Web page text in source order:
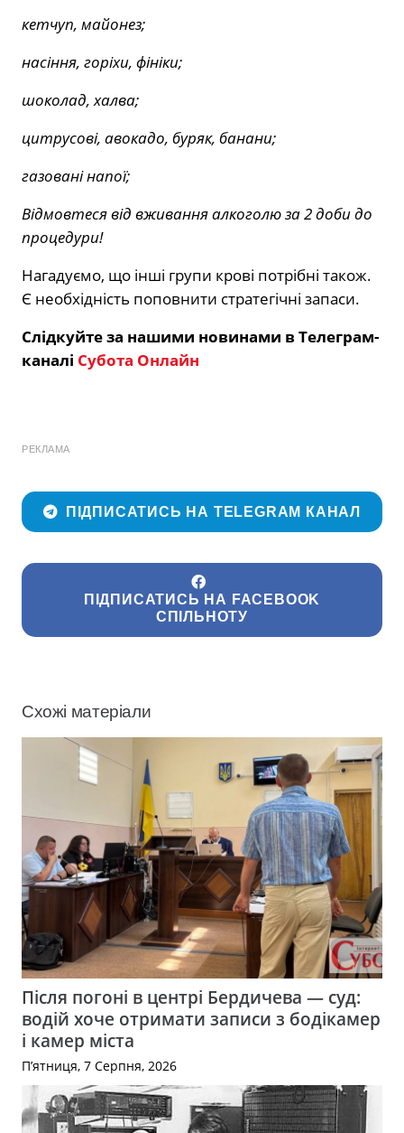
кетчуп, майонез;
насіння, горіхи, фініки;
шоколад, халва;
цитрусові, авокадо, буряк, банани;
газовані напої;
Відмовтеся від вживання алкоголю за 2 доби до
процедури!
Нагадуємо, що інші групи крові потрібні також.
Є необхідність поповнити стратегічні запаси.
Слідкуйте за нашими новинами в Телеграм-
каналі Субота Онлайн
РЕКЛАМА
ПІДПИСАТИСЬ НА TELEGRAM КАНАЛ
ПІДПИСАТИСЬ НА FACEBOOK
СПІЛЬНОТУ
Схожі матеріали
Після погоні в центрі Бердичева — суд:
водій хоче отримати записи з бодікамер
і камер міста
П’ятниця, 7 Серпня, 2026